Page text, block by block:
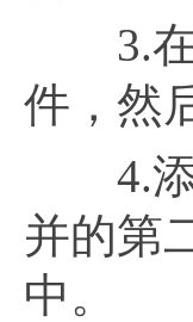
3.在
件，然
4.添
并的第
中。